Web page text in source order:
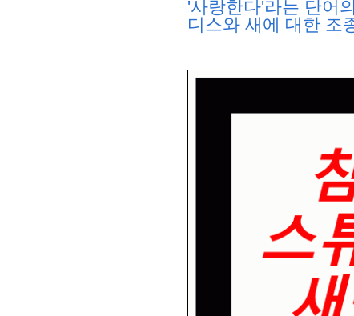
'사랑한다'라는 단어
디스와 새에 대한 조